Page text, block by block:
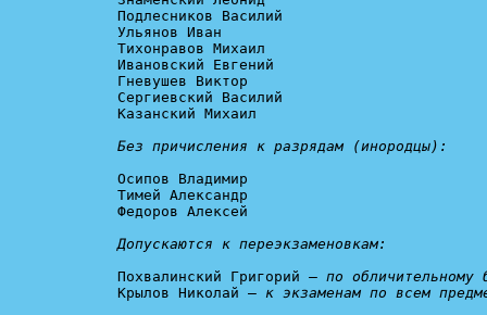
Подлесников Василий
Ульянов Иван
Тихонравов Михаил
Ивановский Евгений
Гневушев Виктор
Сергиевский Василий
Казанский Михаил
Без причисления к разрядам (инородцы):
Осипов Владимир
Тимей Александр
Федоров Алексей
Допускаются к переэкзаменовкам:
Похвалинский Григорий – по обличительному
Крылов Николай – к экзаменам по всем